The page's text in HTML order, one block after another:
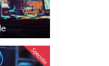
Speciale